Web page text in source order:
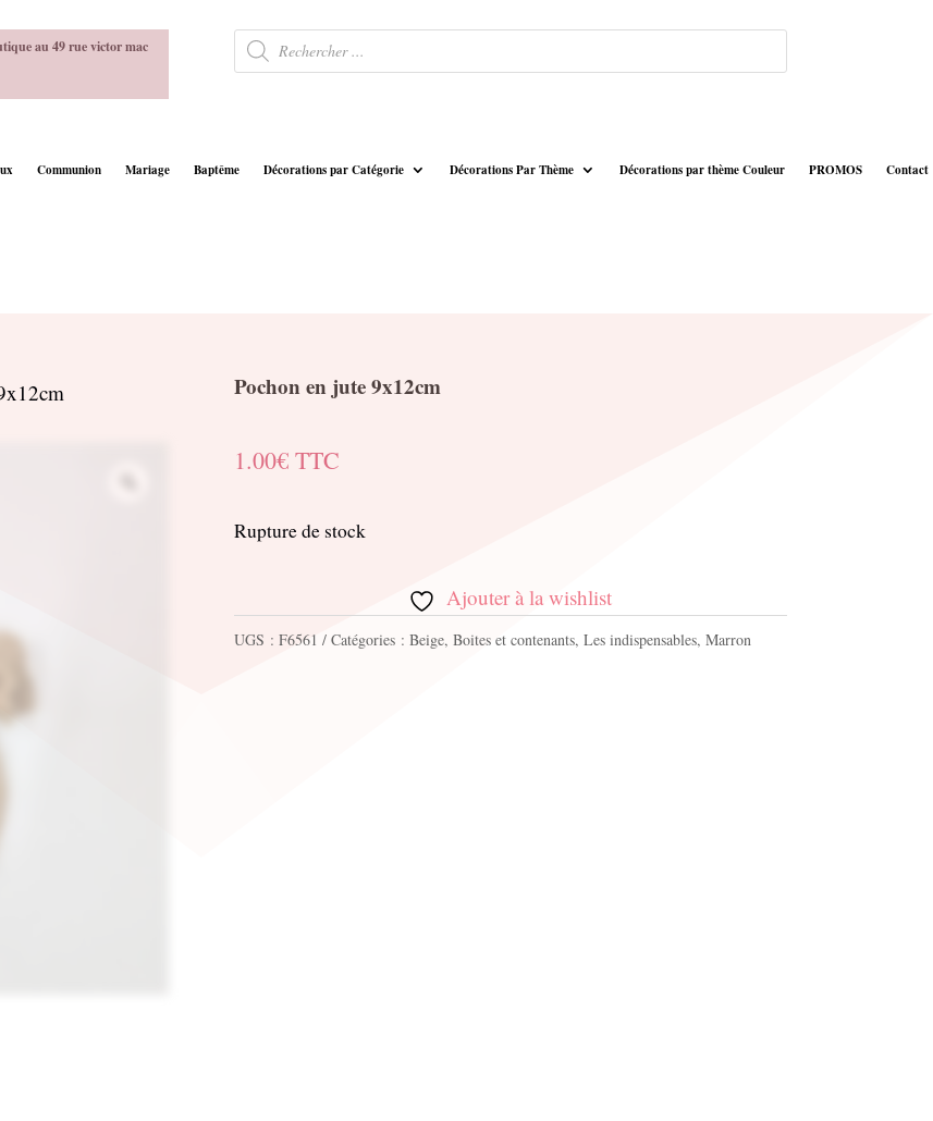
au 49 rue victor mac
Recherche
de
produits
Communion Mariage Baptême Décorations par Catégorie Décorations Par Thème Décorations par thème Couleur PROMOS Contact
Pochon en jute 9x12cm
1.00€ TTC
Rupture de stock
Ajouter à la wishlist
UGS : F6561 Catégories : Beige, Boites et contenants, Les indispensables, Marron